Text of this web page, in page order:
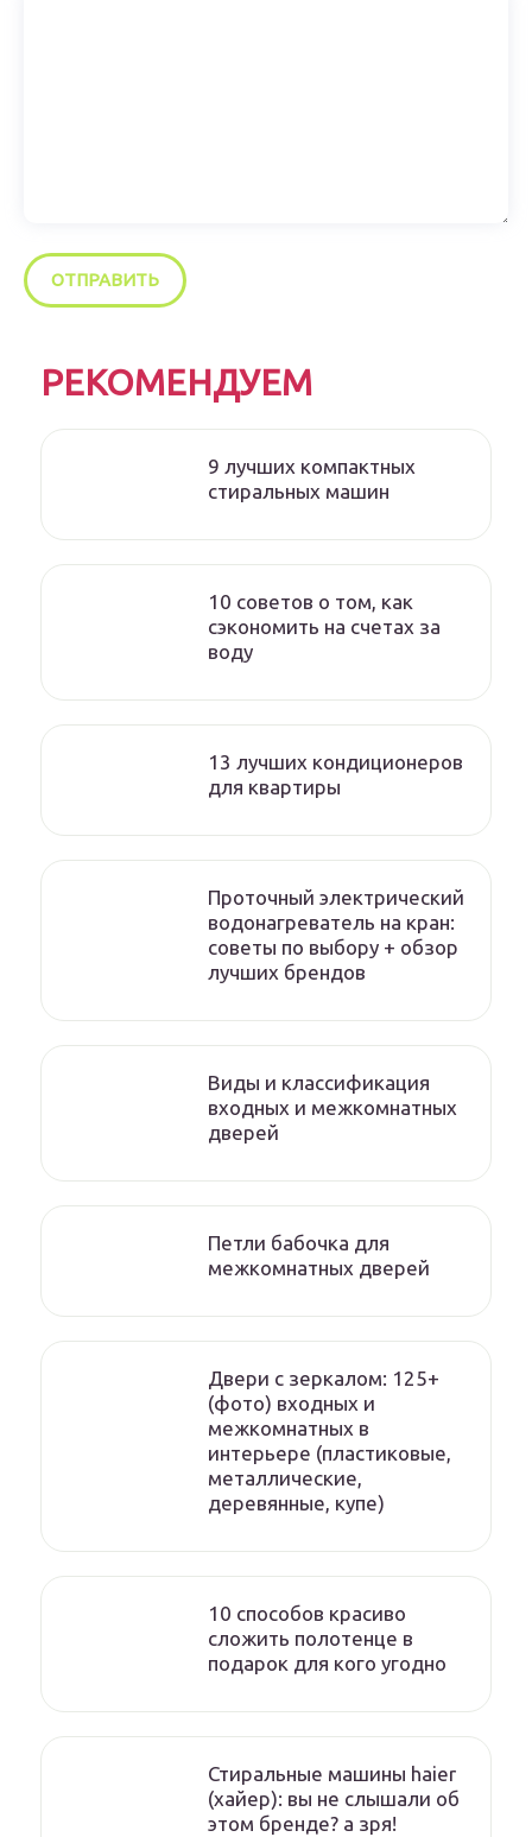
РЕКОМЕНДУЕМ
9 лучших компактных
стиральных машин
10 советов о том, как
сэкономить на счетах за
воду
13 лучших кондиционеров
для квартиры
Проточный электрический
водонагреватель на кран:
советы по выбору + обзор
лучших брендов
Виды и классификация
входных и межкомнатных
дверей
Петли бабочка для
межкомнатных дверей
Двери с зеркалом: 125+
(фото) входных и
межкомнатных в
интерьере (пластиковые,
металлические,
деревянные, купе)
10 способов красиво
сложить полотенце в
подарок для кого угодно
Стиральные машины haier
(хайер): вы не слышали об
этом бренде? а зря!